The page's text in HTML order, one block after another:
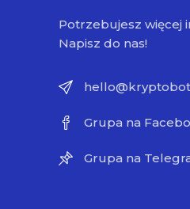
Potrzebujesz więcej
Napisz do nas!
Grupa na
Grupa na